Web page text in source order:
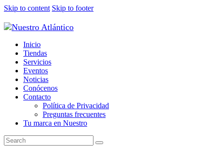
Skip to content Skip to footer
Inicio
Tiendas
Servicios
Eventos
Noticias
Conócenos
Contacto
Política de Privacidad
Preguntas frecuentes
Tu marca en Nuestro